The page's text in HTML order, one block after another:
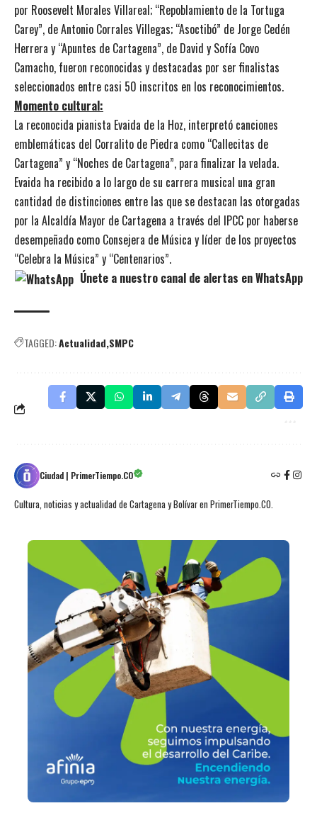
por Roosevelt Morales Villareal; “Repoblamiento de la Tortuga
Carey”, de Antonio Corrales Villegas; “Asoctibó” de Jorge Cedén
Herrera y “Apuntes de Cartagena”, de David y Sofía Covo
Camacho, fueron reconocidas y destacadas por ser finalistas
seleccionados entre casi 50 inscritos en los reconocimientos.
Momento cultural:
La reconocida pianista Evaida de la Hoz, interpretó canciones
emblemáticas del Corralito de Piedra como “Callecitas de
Cartagena” y “Noches de Cartagena”, para finalizar la velada.
Evaida ha recibido a lo largo de su carrera musical una gran
cantidad de distinciones entre las que se destacan las otorgadas
por la Alcaldía Mayor de Cartagena a través del IPCC por haberse
desempeñado como Consejera de Música y líder de los proyectos
“Celebra la Música” y “Centenarios”.
Únete a nuestro canal de alertas en WhatsApp
TAGGED:Actualidad SMPC
Ciudad | PrimerTiempo.CO
Cultura, noticias y actualidad de Cartagena y Bolívar en PrimerTiempo.CO.